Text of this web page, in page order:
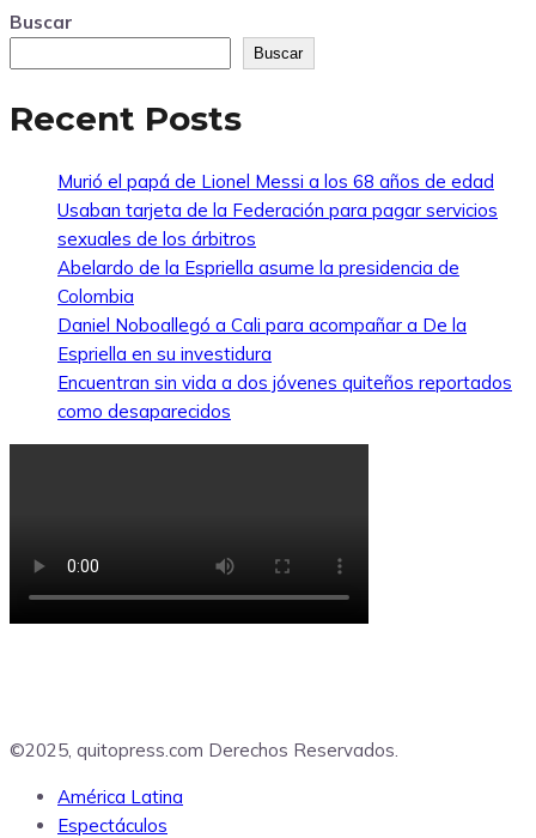
Buscar
Buscar
Recent Posts
Murió el papá de Lionel Messi a los 68 años de edad
Usaban tarjeta de la Federación para pagar servicios
sexuales de los árbitros
Abelardo de la Espriella asume la presidencia de
Colombia
Daniel Noboallegó a Cali para acompañar a De la
Espriella en su investidura
Encuentran sin vida a dos jóvenes quiteños reportados
como desaparecidos
©2025, quitopress.com Derechos Reservados.
América Latina
Espectáculos